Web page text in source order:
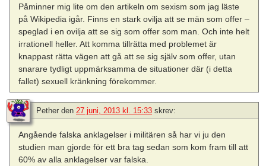
Påminner mig lite om den artikeln om sexism som jag läste
på Wikipedia igår. Finns en stark ovilja att se män som offer –
speglad i en ovilja att se sig som offer som man. Och inte helt
irrationell heller. Att komma tillrätta med problemet är
knappast rätta vägen att gå att se sig själv som offer, utan
snarare tydligt uppmärksamma de situationer där (i detta
fallet) sexuell kränkning förekommer.
Pether den 27 juni, 2013 kl. 15:33 skrev:
Angående falska anklagelser i militären så har vi ju den
studien man gjorde för ett bra tag sedan som kom fram till att
60% av alla anklagelser var falska.